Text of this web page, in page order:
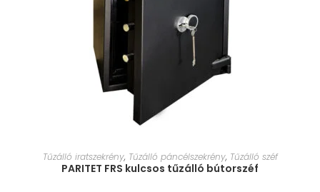
MÉRET VÁLASZTÁSA
Tűzálló iratszekrény, Tűzálló páncélszekrény, Tűzálló széf
PARITET FRS kulcsos tűzálló bútorszéf